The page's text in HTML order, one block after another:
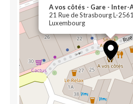
A vos côtés - Gare - Inter-
21 Rue de Strasbourg L-2561
Luxembourg